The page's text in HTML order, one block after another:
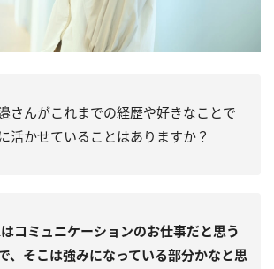
さんがこれまでの経歴や好きなことで
活かせていることはありますか？
コミュニケーションのお仕事だと思う
、そこは強みになっている部分かなと思